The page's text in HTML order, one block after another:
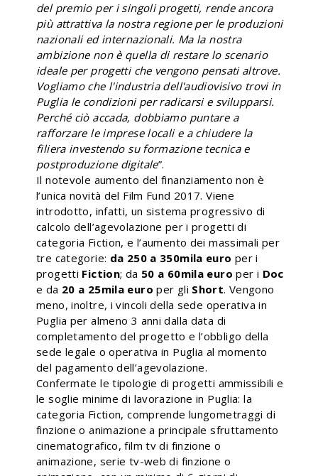
del premio per i singoli progetti, rende ancora
più attrattiva la nostra regione per le produzioni
nazionali ed internazionali. Ma la nostra
ambizione non è quella di restare lo scenario
ideale per progetti che vengono pensati altrove.
Vogliamo che l'industria dell'audiovisivo trovi in
Puglia le condizioni per radicarsi e svilupparsi.
Perché ciò accada, dobbiamo puntare a
rafforzare le imprese locali e a chiudere la
filiera investendo su formazione tecnica e
postproduzione digitale”.
Il notevole aumento del finanziamento non è
l’unica novità del Film Fund 2017. Viene
introdotto, infatti, un sistema progressivo di
calcolo dell’agevolazione per i progetti di
categoria Fiction, e l’aumento dei massimali per
tre categorie: da 250 a 350mila euro per i
progetti Fiction; da 50 a 60mila euro per i Doc
e da 20 a 25mila euro per gli Short. Vengono
meno, inoltre, i vincoli della sede operativa in
Puglia per almeno 3 anni dalla data di
completamento del progetto e l’obbligo della
sede legale o operativa in Puglia al momento
del pagamento dell’agevolazione.
Confermate le tipologie di progetti ammissibili e
le soglie minime di lavorazione in Puglia: la
categoria Fiction, comprende lungometraggi di
finzione o animazione a principale sfruttamento
cinematografico, film tv di finzione o
animazione, serie tv-web di finzione o